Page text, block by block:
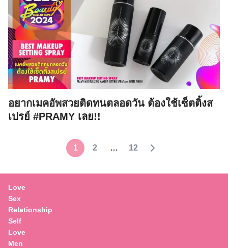
อยากเมคอัพสวยติดทนตลอดวัน ต้องใช้เซ็ตติ้งส
เปรย์ #PRAMY เลย!!
1 2 … 12
Love
Sex
Relationship
Self
Love
Men